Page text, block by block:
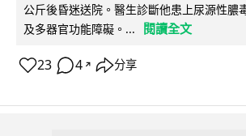
公斤後昏迷送院。醫生診斷他患上尿源性膿
及多器官功能障礙。...
閱讀全文
23 4 ↗ 分享